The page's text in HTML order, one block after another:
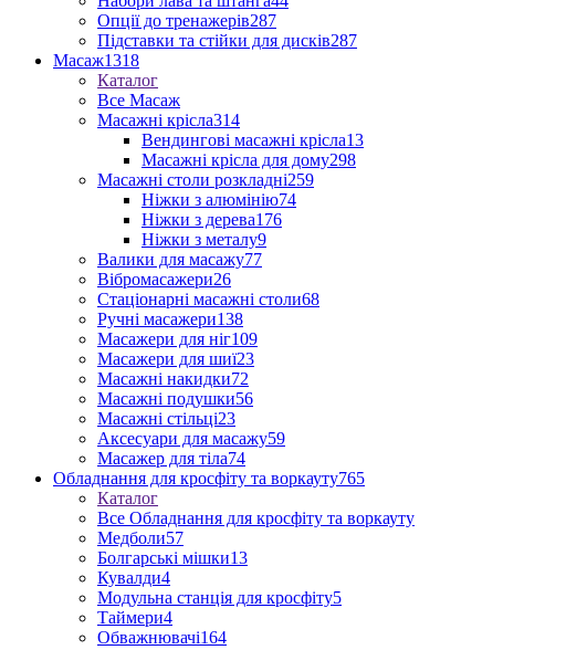
Опції до тренажерів287
Підставки та стійки для дисків287
Масаж1318
Каталог
Все Масаж
Масажні крісла314
Вендингові масажні крісла13
Масажні крісла для дому298
Масажні столи розкладні259
Ніжки з алюмінію74
Ніжки з дерева176
Ніжки з металу9
Валики для масажу77
Вібромасажери26
Стаціонарні масажні столи68
Ручні масажери138
Масажери для ніг109
Масажери для шиї23
Масажні накидки72
Масажні подушки56
Масажні стільці23
Аксесуари для масажу59
Масажер для тіла74
Обладнання для кросфіту та воркауту765
Каталог
Все Обладнання для кросфіту та воркауту
Медболи57
Болгарські мішки13
Кувалди4
Модульна станція для кросфіту5
Таймери4
Обважнювачі164